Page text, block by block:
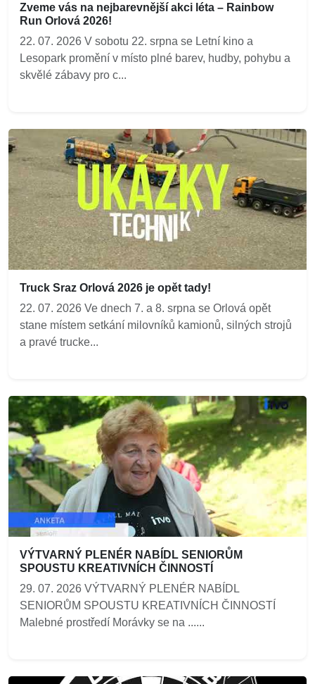
Zveme vás na nejbarevnější akci léta – Rainbow
Run Orlová 2026!
22. 07. 2026 V sobotu 22. srpna se Letní kino a
Lesopark promění v místo plné barev, hudby, pohybu a
skvělé zábavy pro c...
Truck Sraz Orlová 2026 je opět tady!
22. 07. 2026 Ve dnech 7. a 8. srpna se Orlová opět
stane místem setkání milovníků kamionů, silných strojů
a pravé trucke...
VÝTVARNÝ PLENÉR NABÍDL SENIORŮM
SPOUSTU KREATIVNÍCH ČINNOSTÍ
29. 07. 2026 VÝTVARNÝ PLENÉR NABÍDL
SENIORŮM SPOUSTU KREATIVNÍCH ČINNOSTÍ
Malebné prostředí Morávky se na ......